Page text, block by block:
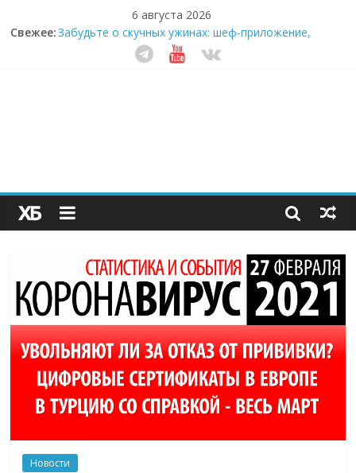
6 августа 2026
Свежее:Забудьте о скучных ужинах: шеф-приложение,
которое видит вашу еду насквозь
Небо зовёт: как бизнес на полётах дронов и
Секрет супергидратации: почему кокосовая вода с
пребиотиками становится главным трендом
здорового питания
Новости